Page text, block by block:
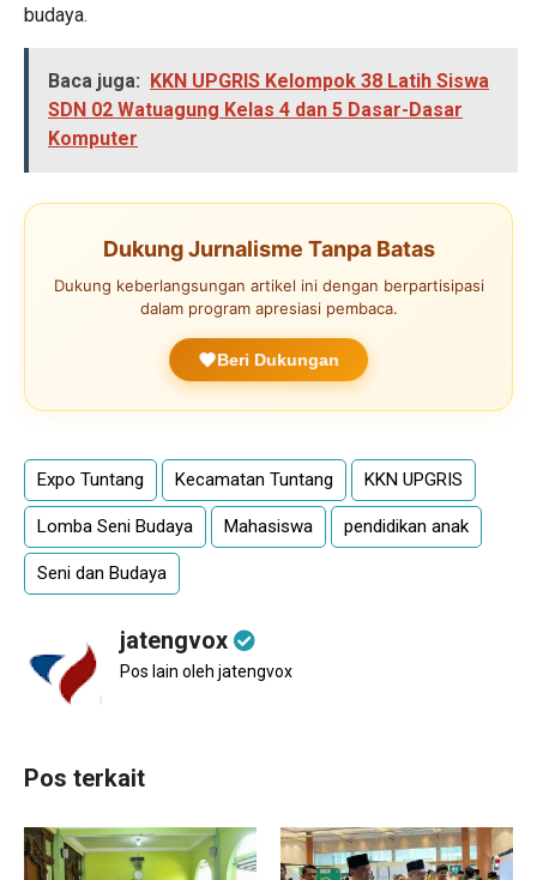
budaya.
Baca juga:
KKN UPGRIS Kelompok 38 Latih Siswa
SDN 02 Watuagung Kelas 4 dan 5 Dasar-Dasar
Komputer
Dukung Jurnalisme Tanpa Batas
Dukung keberlangsungan artikel ini dengan berpartisipasi
dalam program apresiasi pembaca.
Beri Dukungan
Expo Tuntang Kecamatan Tuntang KKN UPGRIS
Lomba Seni Budaya Mahasiswa pendidikan anak
Seni dan Budaya
jatengvox
Pos lain oleh jatengvox
Pos terkait